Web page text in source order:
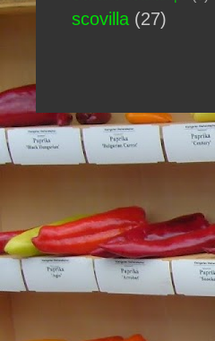
scovilla (27)